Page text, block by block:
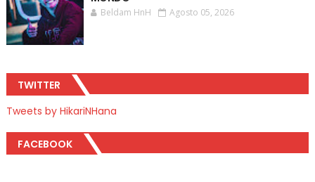
Beldam HnH Agosto 05, 2026
TWITTER
Tweets by HikariNHana
FACEBOOK